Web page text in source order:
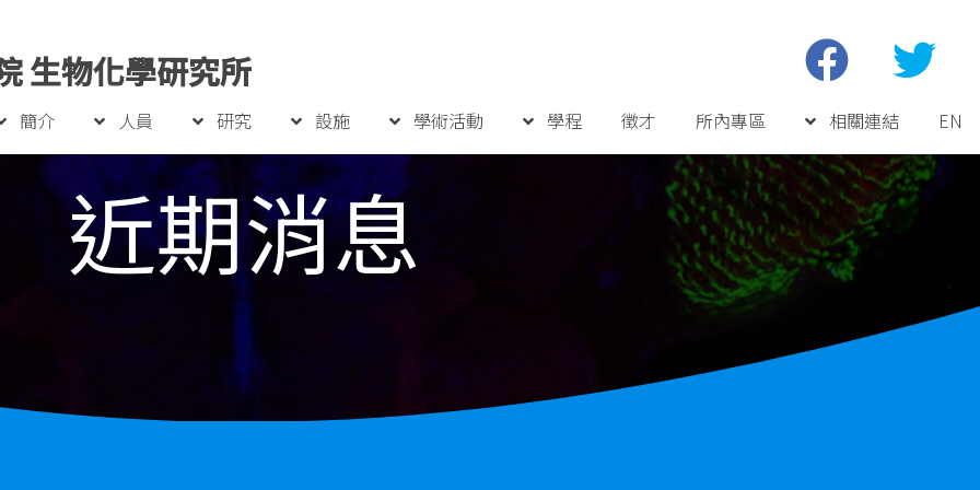
生物化學研究所
簡介 人員 研究 設施 學術活動 學程 徵才 所內專區 相關連結 EN
近期消息